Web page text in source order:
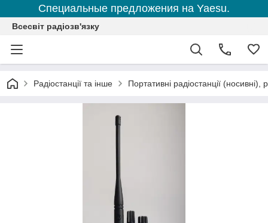
Специальные предложения на Yaesu.
Всесвіт радіозв'язку
Радіостанції та інше Портативні радіостанції (носивні),